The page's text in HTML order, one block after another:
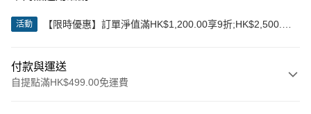
活動
【限時優惠】訂單淨值滿HK$1,200.00享9折;HK$2,500.00
付款與運送
自提點滿HK$499.00免運費